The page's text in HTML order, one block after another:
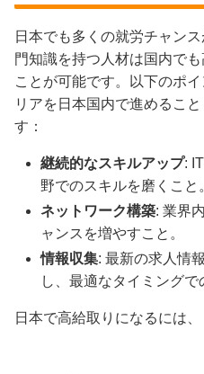
日本でも多くの就労チャン
門知識を持つ人材は国内で
ことが可能です。以下のポ
リアを日本国内で進めるこ
す：
継続的なスキルアップ:
野でのスキルを磨くこと
ネットワーク構築: 業界
ャンスを増やすこと。
情報収集: 最新の求人情
し、最適なタイミングで
日本で高給取りになるには、